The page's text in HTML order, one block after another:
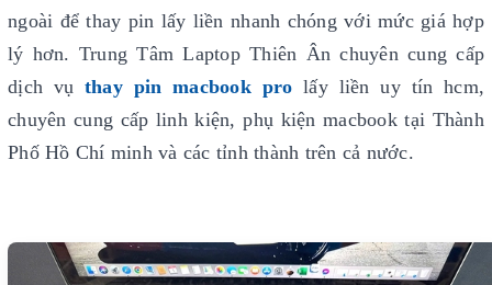
ngoài để thay pin lấy liền nhanh chóng với mức giá hợp
lý hơn. Trung Tâm Laptop Thiên Ân chuyên cung cấp
dịch vụ thay pin macbook pro lấy liền uy tín hcm,
chuyên cung cấp linh kiện, phụ kiện macbook tại Thành
Phố Hồ Chí minh và các tỉnh thành trên cả nước.